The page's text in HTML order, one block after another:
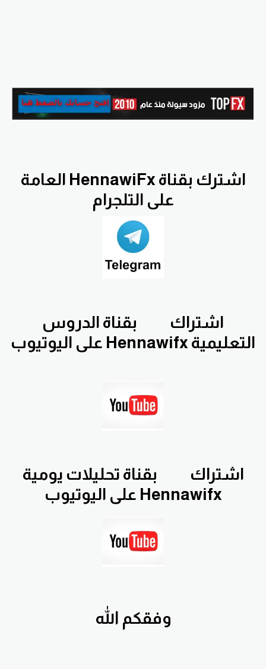
اشترك بقناة HennawiFx العامة
على التلجرام
اشتراك
بقناة الدروس
التعليمية Hennawifx على اليوتيوب
اشتراك
بقناة تحليلات يومية
Hennawifx على اليوتيوب
وفقكم الله